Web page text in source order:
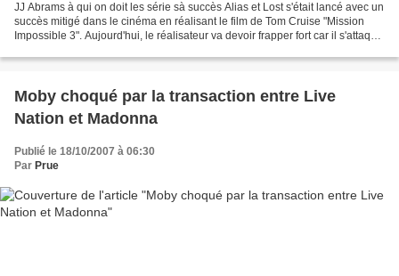
JJ Abrams à qui on doit les série sà succès Alias et Lost s'était lancé avec un
succès mitigé dans le cinéma en réalisant le film de Tom Cruise "Mission
Impossible 3". Aujourd'hui, le réalisateur va devoir frapper fort car il s'attaque
Moby choqué par la transaction entre Live
Nation et Madonna
Publié le 18/10/2007 à 06:30
Par Prue